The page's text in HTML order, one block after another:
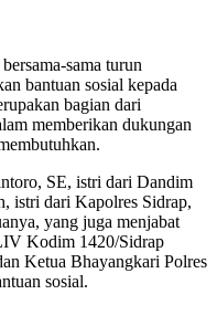
sama turun
bantuan sosial kepada
bagian dari
memberikan dukungan
SE, istri dari Dandim
istri dari Kapolres Sidrap,
yang juga menjabat
Kodim 1420/Sidrap
Ketua Bhayangkari Polres
sosial.